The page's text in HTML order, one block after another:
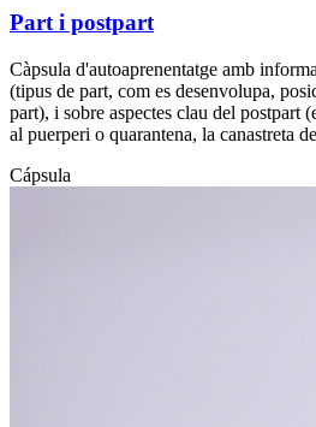
Part i postpart
Càpsula d'autoaprenentatge amb
(tipus de part, com es desenvolupa,
part), i sobre aspectes clau del postpart
al puerperi o quarantena, la canastreta
Cápsula